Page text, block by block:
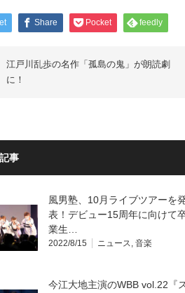
Share Pocket feedly
江戸川乱歩の名作「孤島の鬼」が朗読劇
に！
事
風男塾、10月ライブツアーを
表！デビュー15周年に向けて
業生…
2022/8/15 ニュース, 音楽
今江大地主演のWBB vol.22『